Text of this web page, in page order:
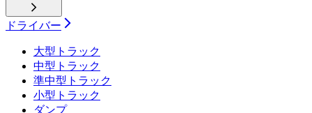
ドライバー
大型トラック
中型トラック
準中型トラック
小型トラック
ダンプ